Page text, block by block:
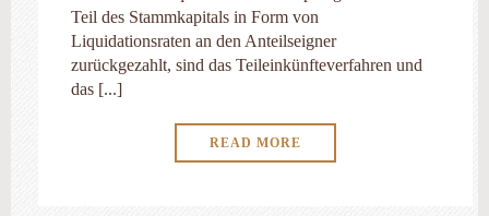
Teil des Stammkapitals in Form von
Liquidationsraten an den Anteilseigner
zurückgezahlt, sind das Teileinkünfteverfahren und
das [...]
READ MORE